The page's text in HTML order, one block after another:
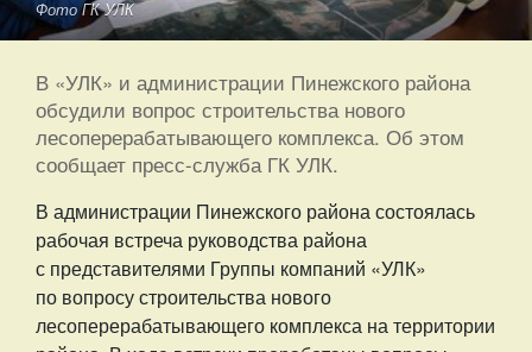
Фото ГК УЛК
В «УЛК» и администрации Пинежского района
обсудили вопрос строительства нового
лесоперерабатывающего комплекса. Об этом
сообщает пресс-служба ГК УЛК.
В администрации Пинежского района состоялась
рабочая встреча руководства района
с представителями Группы компаний «УЛК»
по вопросу строительства нового
лесоперерабатывающего комплекса на территории